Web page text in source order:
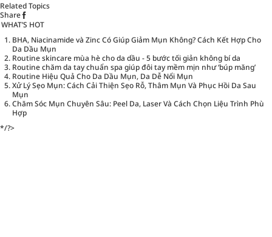
Related Topics
Share
WHAT’S HOT
BHA, Niacinamide và Zinc Có Giúp Giảm Mụn Không? Cách Kết Hợp Cho
Da Dầu Mụn
Routine skincare mùa hè cho da dầu - 5 bước tối giản không bí da
Routine chăm da tay chuẩn spa giúp đôi tay mềm mịn như ‘búp măng’
Routine Hiệu Quả Cho Da Dầu Mụn, Da Dễ Nổi Mụn
Xử Lý Sẹo Mụn: Cách Cải Thiện Sẹo Rỗ, Thâm Mụn Và Phục Hồi Da Sau
Mụn
Chăm Sóc Mụn Chuyên Sâu: Peel Da, Laser Và Cách Chọn Liệu Trình Phù
Hợp
*/?>